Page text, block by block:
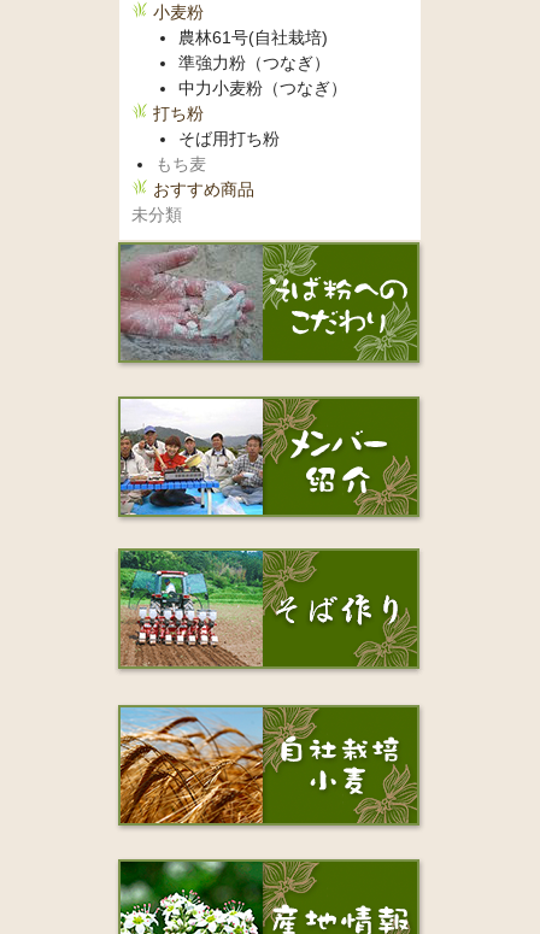
小麦粉
農林61号(自社栽培)
準強力粉（つなぎ）
中力小麦粉（つなぎ）
打ち粉
そば用打ち粉
もち麦
おすすめ商品
未分類